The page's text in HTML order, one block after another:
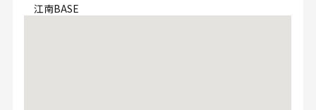
江南BASE